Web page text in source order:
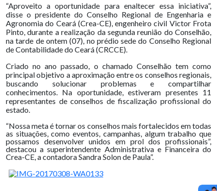
“Aproveito a oportunidade para enaltecer essa iniciativa”,
disse o presidente do Conselho Regional de Engenharia e
Agronomia do Ceará (Crea-CE), engenheiro civil Victor Frota
Pinto, durante a realização da segunda reunião do Conselhão,
na tarde de ontem (07), no prédio sede do Conselho Regional
de Contabilidade do Ceará (CRCCE).
Criado no ano passado, o chamado Conselhão tem como
principal objetivo a aproximação entre os conselhos regionais,
buscando solucionar problemas e compartilhar
conhecimentos. Na oportunidade, estiveram presentes 11
representantes de conselhos de fiscalização profissional do
estado.
“Nossa meta é tornar os conselhos mais fortalecidos em todas
as situações, como eventos, campanhas, algum trabalho que
possamos desenvolver unidos em prol dos profissionais”,
destacou a superintendente Administrativa e Financeira do
Crea-CE, a contadora Sandra Solon de Paula”.